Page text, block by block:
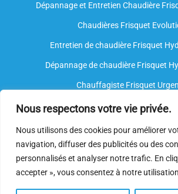
Nous respectons votre vie privée.
Nous utilisons des cookies pour améliorer
navigation, diffuser des publicités ou des
personnalisés et analyser notre trafic. En
accepter », vous consentez à notre
Dépannage et Entretien Chaudière
Chaudières Frisquet
Entretien de chaudière Frisquet
Dépannage de chaudière Frisquet
Chauffagiste Frisquet
Nous intervenons sur toutes les marques
nous ne sommespas agréés par le
spécialisésdisposent néanmoins de